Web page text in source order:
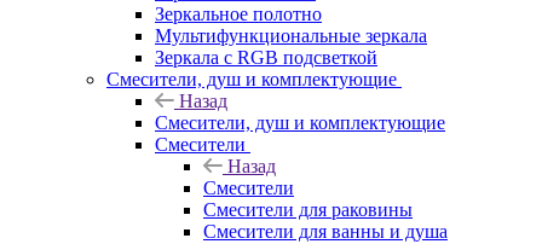
Зеркальное полотно
Мультифункциональные зеркала
Зеркала c RGB подсветкой
Смесители, душ и комплектующие
Назад
Смесители, душ и комплектующие
Смесители
Назад
Смесители
Смесители для раковины
Смесители для ванны и душа